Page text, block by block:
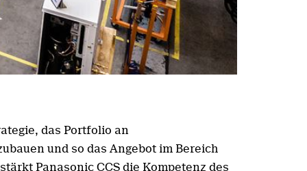
das Portfolio an
und so das Angebot im Bereich
Panasonic CCS die Kompetenz des